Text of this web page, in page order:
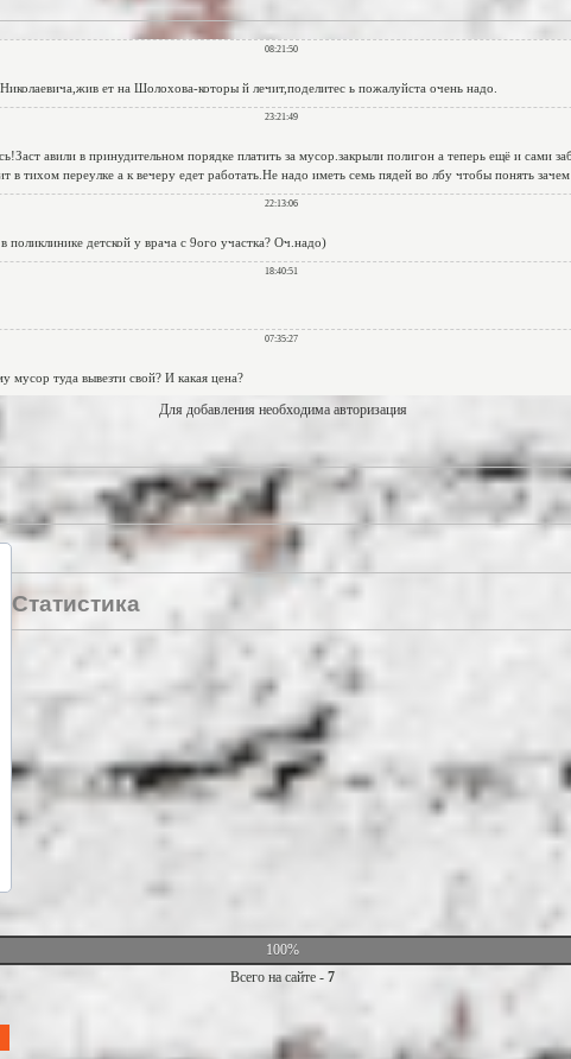
Для добавления необходима авторизация
Статистика
100%
Всего на сайте - 7